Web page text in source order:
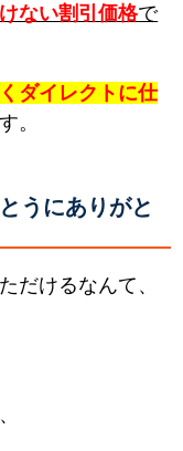
ない割引価格で
ダイレクトに仕
。
うにありがと
だけるなんて、